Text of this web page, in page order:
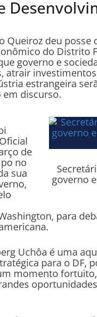
Queiroz deu
do Distrito
governo e
atrair
estrangeira
discurso.
governo
de
no
sua
para
Uchôa é uma
para o DF,
momento